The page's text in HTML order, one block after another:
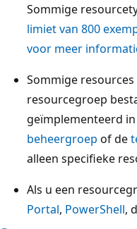
Sommige
limiet van 800
voor meer
Sommige
resourcegroep
geïmplementeerd
beheergroep of de
alleen specifieke
Als u een
Portal, PowerShell,